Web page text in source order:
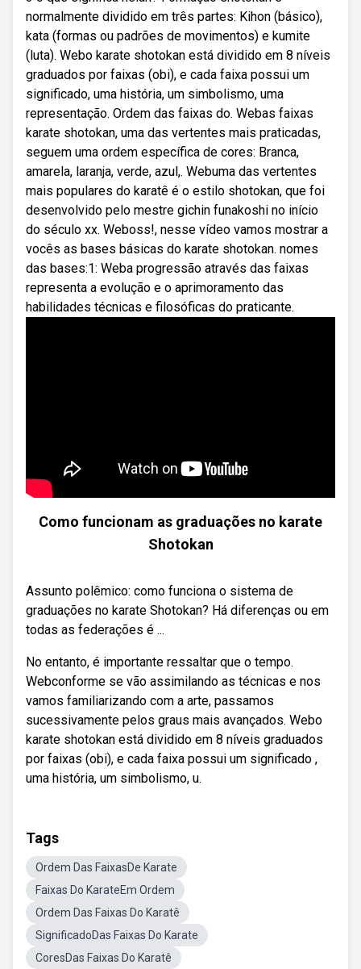
normalmente dividido em três partes: Kihon (básico),
kata (formas ou padrões de movimentos) e kumite
(luta). Webo karate shotokan está dividido em 8 níveis
graduados por faixas (obi), e cada faixa possui um
significado, uma história, um simbolismo, uma
representação. Ordem das faixas do. Webas faixas
karate shotokan, uma das vertentes mais praticadas,
seguem uma ordem específica de cores: Branca,
amarela, laranja, verde, azul,. Webuma das vertentes
mais populares do karatê é o estilo shotokan, que foi
desenvolvido pelo mestre gichin funakoshi no início
do século xx. Weboss!, nesse vídeo vamos mostrar a
vocês as bases básicas do karate shotokan. nomes
das bases:1: Weba progressão através das faixas
representa a evolução e o aprimoramento das
habilidades técnicas e filosóficas do praticante.
Como funcionam as graduações no karate
Shotokan
Assunto polêmico: como funciona o sistema de
graduações no karate Shotokan? Há diferenças ou em
todas as federações é ...
No entanto, é importante ressaltar que o tempo.
Webconforme se vão assimilando as técnicas e nos
vamos familiarizando com a arte, passamos
sucessivamente pelos graus mais avançados. Webo
karate shotokan está dividido em 8 níveis graduados
por faixas (obi), e cada faixa possui um significado ,
uma história, um simbolismo, u.
Tags
Ordem Das FaixasDe Karate
Faixas Do KarateEm Ordem
Ordem Das Faixas Do Karatê
SignificadoDas Faixas Do Karate
CoresDas Faixas Do Karatê